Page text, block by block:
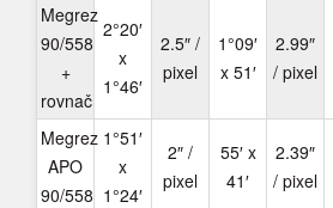
Megrez
90/558
+
rovnač
2°20′
x
1°46′
2.5″ /
pixel
1°09′
x 51′
2.99″
/ pixel
Megrez
APO
90/558
1°51′
x
1°24′
2″ /
pixel
55′ x
41′
2.39″
/ pixel